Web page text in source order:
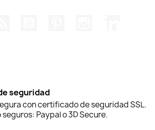
seguridad
con certificado de seguridad SSL.
Paypal o 3D Secure.